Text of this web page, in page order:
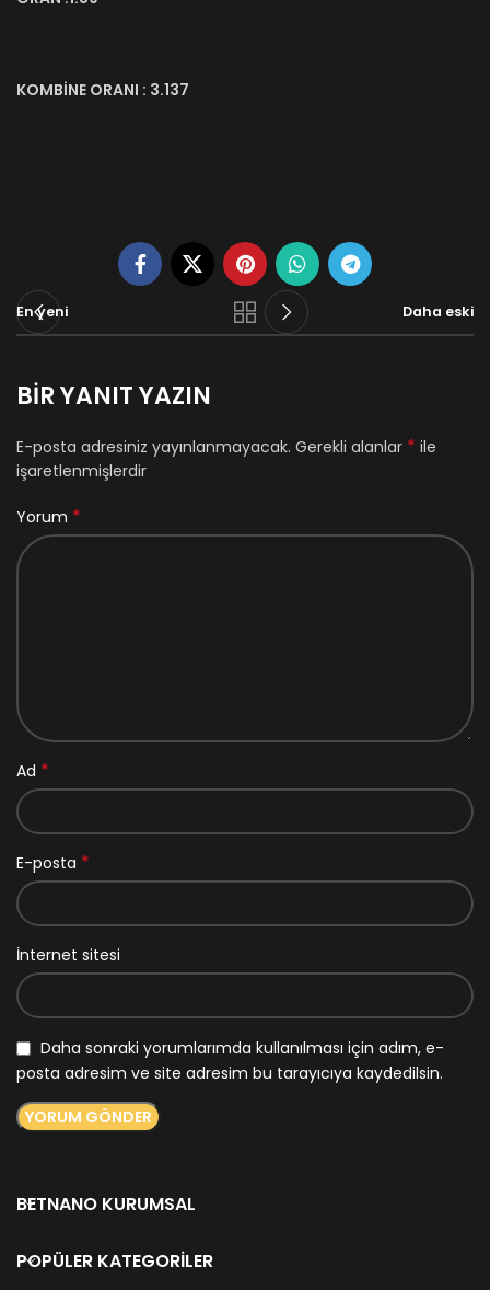
KOMBİNE ORANI : 3.137
En yeni Daha eski
BIR YANIT YAZIN
E-posta adresiniz yayınlanmayacak. Gerekli alanlar * ile
işaretlenmişlerdir
Yorum *
Ad *
E-posta *
İnternet sitesi
Daha sonraki yorumlarımda kullanılması için adım, e-
posta adresim ve site adresim bu tarayıcıya kaydedilsin.
BETNANO KURUMSAL
POPÜLER KATEGORILER